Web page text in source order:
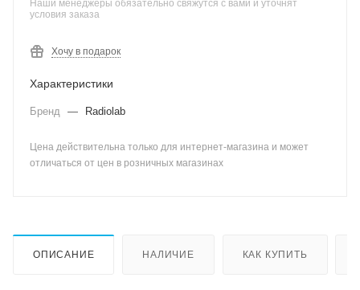
Наши менеджеры обязательно свяжутся с вами и уточнят
условия заказа
Хочу в подарок
Характеристики
Бренд — Radiolab
Цена действительна только для интернет-магазина и может
отличаться от цен в розничных магазинах
ОПИСАНИЕ НАЛИЧИЕ КАК КУПИТЬ